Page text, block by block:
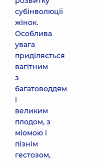
субінволюції
жінок.
Особлива
увага
приділяється
вагітним
з
багатоводдям
і
великим
плодом, з
міомою і
пізнім
гестозом,